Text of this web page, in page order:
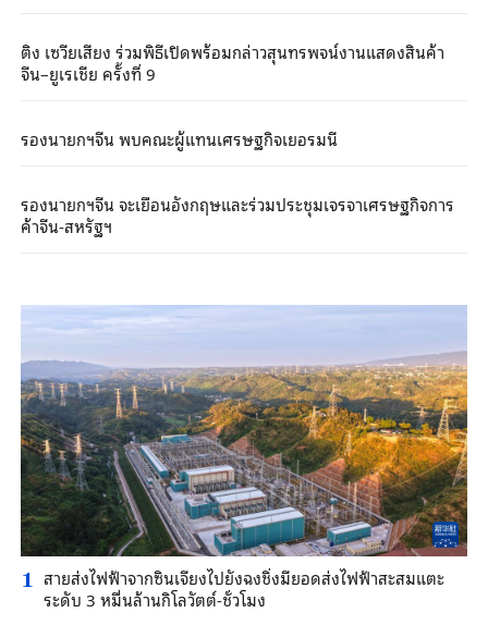
ติง เซวียเสียง ร่วมพิธีเปิดพร้อมกล่าวสุนทรพจน์งานแสดงสินค้า
จีน–ยูเรเชีย ครั้งที่ 9
รองนายกฯจีน พบคณะผู้แทนเศรษฐกิจเยอรมนี
รองนายกฯจีน จะเยือนอังกฤษและร่วมประชุมเจรจาเศรษฐกิจการ
ค้าจีน-สหรัฐฯ
1 สายส่งไฟฟ้าจากซินเจียงไปยังฉงชิ่งมียอดส่งไฟฟ้าสะสมแตะ
ระดับ 3 หมื่นล้านกิโลวัตต์-ชั่วโมง